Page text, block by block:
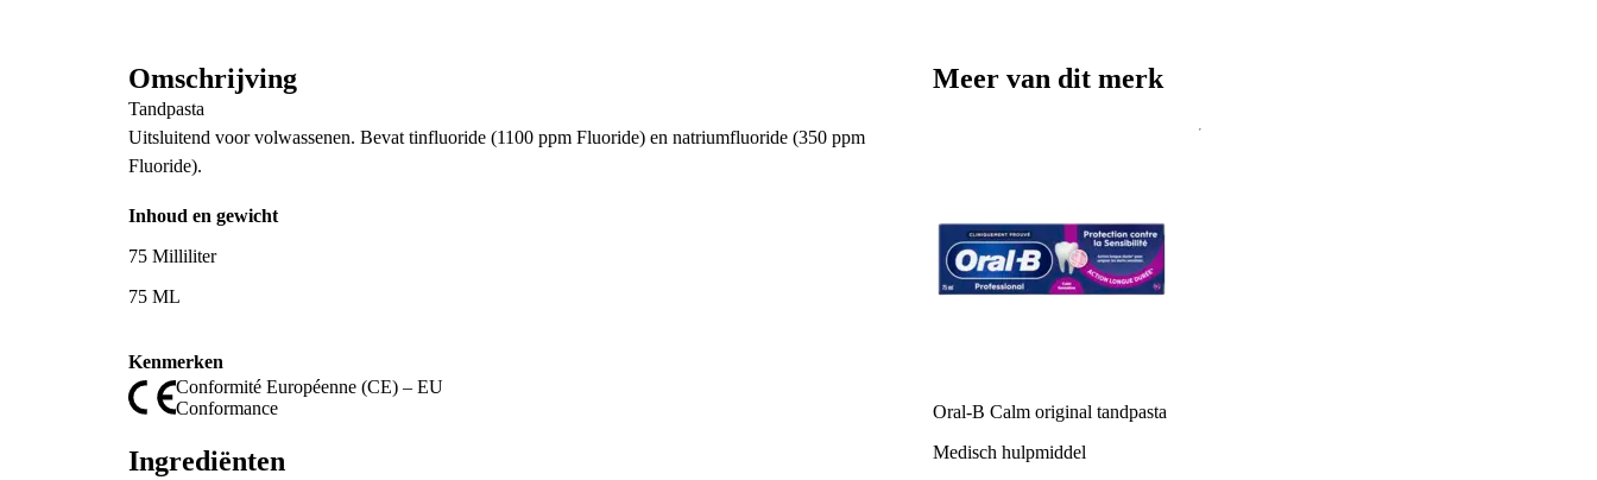
Omschrijving
Tandpasta
Uitsluitend voor volwassenen. Bevat tinfluoride (1100 ppm Fluoride) en natriumfluoride (350 ppm
Fluoride).
Inhoud en gewicht
75 Milliliter
75 ML
Kenmerken
Conformité Européenne (CE) – EU
Conformance
Ingrediënten
Meer van dit merk
Oral-B Calm original tandpasta
Medisch hulpmiddel